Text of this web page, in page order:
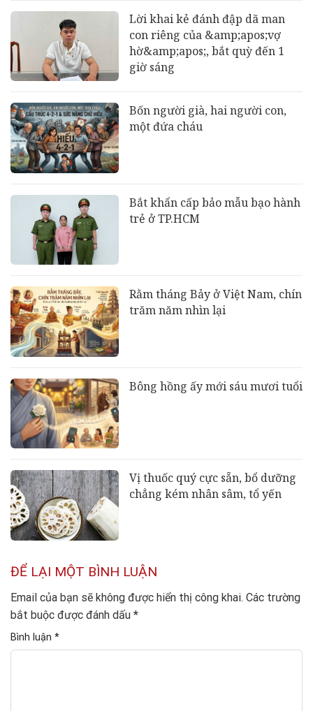
Lời khai kẻ đánh đập dã man
con riêng của &amp;apos;vợ
hờ&amp;apos;, bắt quỳ đến 1
giờ sáng
Bốn người già, hai người con,
một đứa cháu
Bắt khẩn cấp bảo mẫu bạo hành
trẻ ở TP.HCM
Rằm tháng Bảy ở Việt Nam, chín
trăm năm nhìn lại
Bông hồng ấy mới sáu mươi tuổi
Vị thuốc quý cực sẵn, bổ dưỡng
chẳng kém nhân sâm, tổ yến
ĐỂ LẠI MỘT BÌNH LUẬN
Email của bạn sẽ không được hiển thị công khai. Các trường
bắt buộc được đánh dấu *
Bình luận *